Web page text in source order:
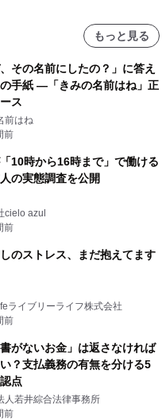
もっと見る
、その名前にしたの？」に答え
手紙 ―「きみの名前はね」正
ス
前はね
前
10時から16時まで」で働ける
の実態調査を公開
cielo azul
前
のストレス、まだ抱えてます
ライブリーライフ株式会社
前
書がないお金」は返さなければ
？支払義務の有無を分ける5
点
人若井綜合法律事務所
前